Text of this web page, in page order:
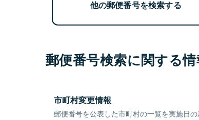
他の郵便番号を検索する
郵便番号検索に関する
市町村変更情報
郵便番号を公表した市町村の一覧を実施日の